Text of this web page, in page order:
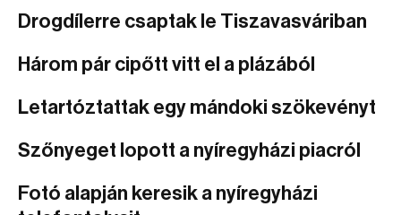
Drogdílerre csaptak le Tiszavasváriban
Három pár cipőtt vitt el a plázából
Letartóztattak egy mándoki szökevényt
Szőnyeget lopott a nyíregyházi piacról
Fotó alapján keresik a nyíregyházi